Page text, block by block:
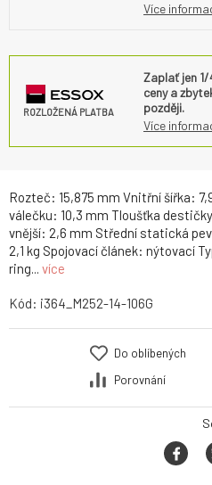
Rozteč: 15,875 mm Vnitřní šířka:
válečku: 10,3 mm Tloušťka
vnější: 2,6 mm Střední statická
2,1 kg Spojovací článek: nýtovací
ring... více
Více
ROZLOŽENÁ PLATBA
Zaplať jen
ceny a
později.
Více
Kód: i364_M252-14-106G
Do oblíbených
Porovnání